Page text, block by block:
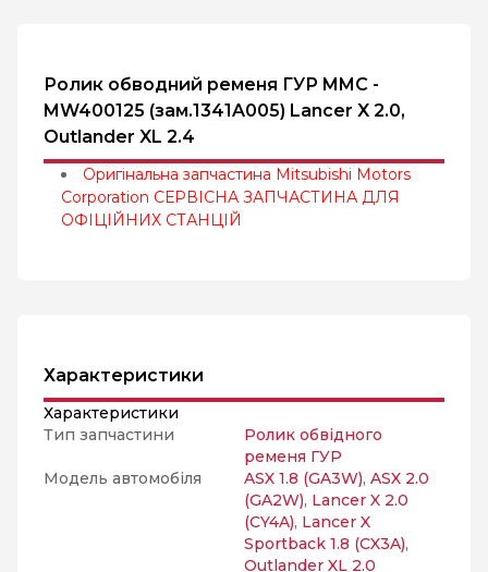
Ролик обводний ременя ГУР MMC -
MW400125 (зам.1341A005) Lancer X 2.0,
Outlander XL 2.4
Оригінальна запчастина Mitsubishi Motors
Corporation СЕРВІСНА ЗАПЧАСТИНА ДЛЯ
ОФІЦІЙНИХ СТАНЦІЙ
Характеристики
Характеристики
Тип запчастини
Ролик обвідного
ременя ГУР
Модель автомобіля
ASX 1.8 (GA3W), ASX 2.0
(GA2W), Lancer X 2.0
(CY4A), Lancer X
Sportback 1.8 (CX3A),
Outlander XL 2.0